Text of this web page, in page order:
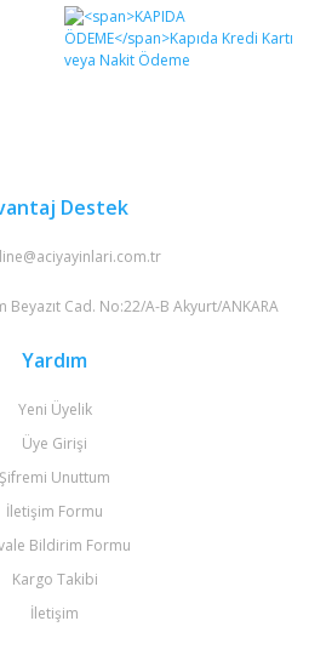
Yorum Yaz
bozuk veya görüntülenemiyor.
eksik bilgiler bulunuyor.
Destek
Beyazıt Cad. No:22/A-B Akyurt/ANKARA
Yardım
Yeni Üyelik
Üye Girişi
Şifremi Unuttum
İletişim Formu
Bildirim Formu
Kargo Takibi
İletişim